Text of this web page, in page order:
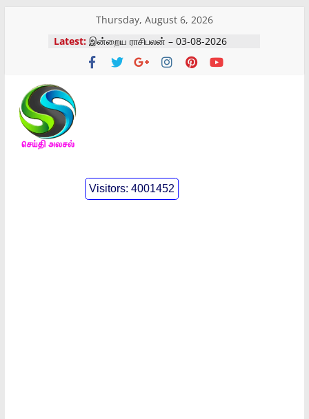
Thursday, August 6, 2026
Latest: இன்றைய ராசிபலன் – 03-08-2026
கோவையில் நடைபெற்ற கோவில் விழா
கோவையில் நடைபெற்ற கண்டன
செய்திஅலசல்
Seidhialasal
Visitors:4001452